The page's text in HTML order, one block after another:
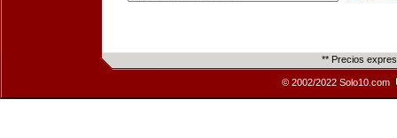
** Precios
© 2002/2022 Solo10.com